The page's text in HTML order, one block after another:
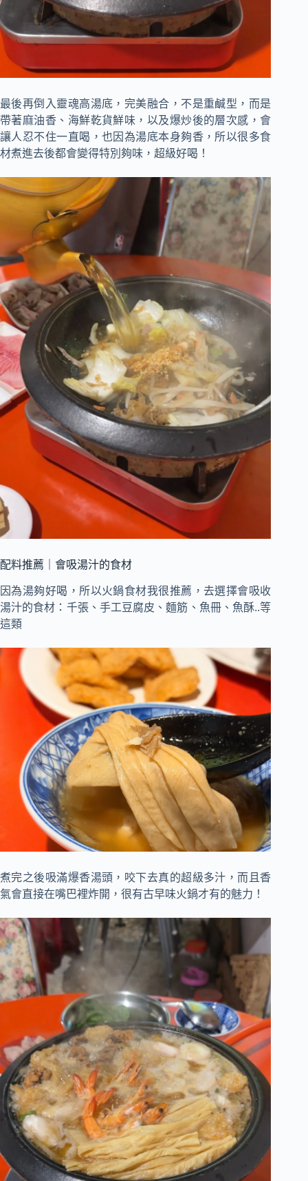
最後再倒入靈魂高湯底，完美融合，不是重鹹型，而是
帶著麻油香、海鮮乾貨鮮味，以及爆炒後的層次感，會
讓人忍不住一直喝，也因為湯底本身夠香，所以很多食
材煮進去後都會變得特別夠味，超級好喝！
配料推薦｜會吸湯汁的食材
因為湯夠好喝，所以火鍋食材我很推薦，去選擇會吸收
湯汁的食材：千張、手工豆腐皮、麵筋、魚冊、魚酥..等
這類
煮完之後吸滿爆香湯頭，咬下去真的超級多汁，而且香
氣會直接在嘴巴裡炸開，很有古早味火鍋才有的魅力！